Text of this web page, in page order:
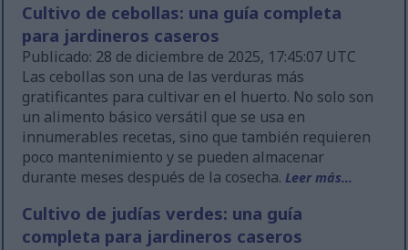
Cultivo de cebollas: una guía completa
para jardineros caseros
Publicado: 28 de diciembre de 2025, 17:45:07 UTC
Las cebollas son una de las verduras más
gratificantes para cultivar en el huerto. No solo son
un alimento básico versátil que se usa en
innumerables recetas, sino que también requieren
poco mantenimiento y se pueden almacenar
durante meses después de la cosecha.Leer más...
Cultivo de judías verdes: una guía
completa para jardineros caseros